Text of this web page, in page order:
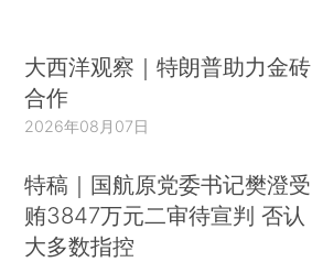
大西洋观察｜特朗普助力金砖
合作
2026年08月07日
特稿｜国航原党委书记樊澄受
贿3847万元二审待宣判 否认
大多数指控